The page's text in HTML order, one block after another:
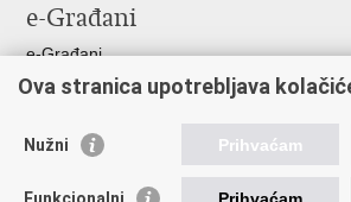
FacebookuTwitteru
e-Građani
e-Građani
Pristup informacijama
Pravo na pristup informacijama
Pristup otvorenim podacima ministarstva
Ova stranica upotrebljava
Nužni Prihvaćam
Funkcionalni Prihvaćam